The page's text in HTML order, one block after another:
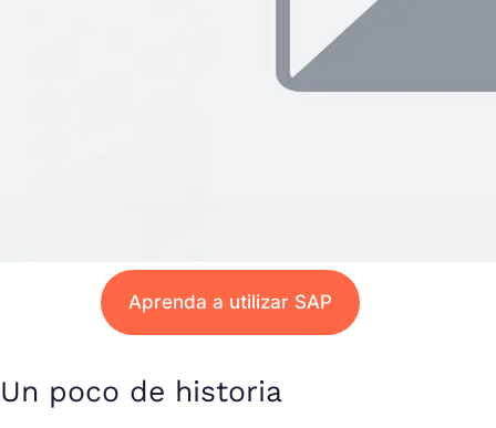
Aprenda a utilizar SAP
Un poco de historia